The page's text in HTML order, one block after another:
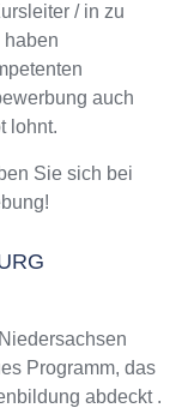
/ in zu
auch
lohnt.
Sie sich bei
Programm, das
abdeckt .